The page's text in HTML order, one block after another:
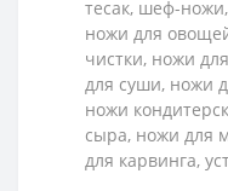
тесак, шеф-
ножи для
чистки, ножи
для суши, ножи
ножи
сыра, ножи для
для карвинга,